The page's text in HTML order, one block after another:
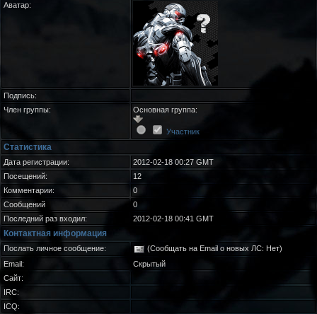
Аватар:
Подпись:
Член группы:
Основная группа:
Участник
Статистика
Дата регистрации:
2012-02-18 00:27 GMT
Посещений:
12
Комментарии:
0
Сообщений
0
Последний раз входил:
2012-02-18 00:41 GMT
Контактная информация
Послать личное сообщение:
(Сообщать на Email о новых ЛС: Нет)
Email:
Скрытый
Сайт:
IRC:
ICQ: